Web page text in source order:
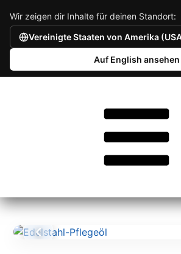
Wir zeigen dir Inhalte für deinen Standort:
Vereinigte Staaten von Amerika
Auf English ansehen